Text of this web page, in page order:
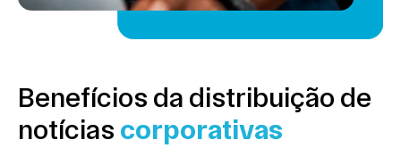
Benefícios da distribuição de
notícias corporativas